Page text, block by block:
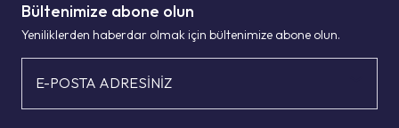
Bültenimize abone olun
Yeniliklerden haberdar olmak için bültenimize abone olun.
E-POSTA ADRESİNİZ